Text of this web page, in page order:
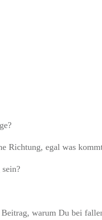
Richtung, egal was
warum Du bei